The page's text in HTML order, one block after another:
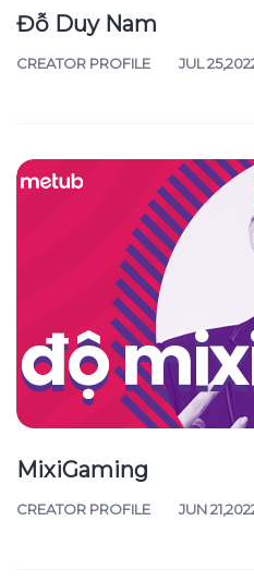
Đỗ Duy Nam
CREATOR PROFILE JUL
MixiGaming
CREATOR PROFILE JUN